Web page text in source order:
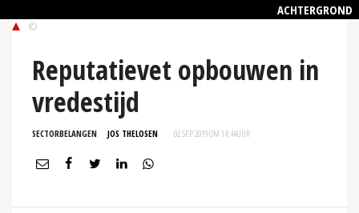
ACHTERGROND
©
Reputatievet opbouwen in
vredestijd
SECTORBELANGEN JOS THELOSEN 02 SEP 2019 OM 14:44UUR